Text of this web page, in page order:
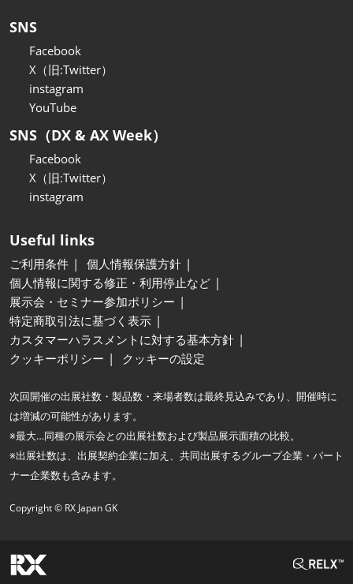
SNS
Facebook
X（旧:Twitter）
instagram
YouTube
SNS（DX & AX Week）
Facebook
X（旧:Twitter）
instagram
Useful links
ご利用条件
個人情報保護方針
個人情報に関する修正・利用停止など
展示会・セミナー参加ポリシー
特定商取引法に基づく表示
カスタマーハラスメントに対する基本方針
クッキーポリシー
クッキーの設定
次回開催の出展社数・製品数・来場者数は最終見込みであり、開催時に
は増減の可能性があります。
※最大…同種の展示会との出展社数および製品展示面積の比較。
※出展社数は、出展契約企業に加え、共同出展するグループ企業・パート
ナー企業数も含みます。
Copyright © RX Japan GK